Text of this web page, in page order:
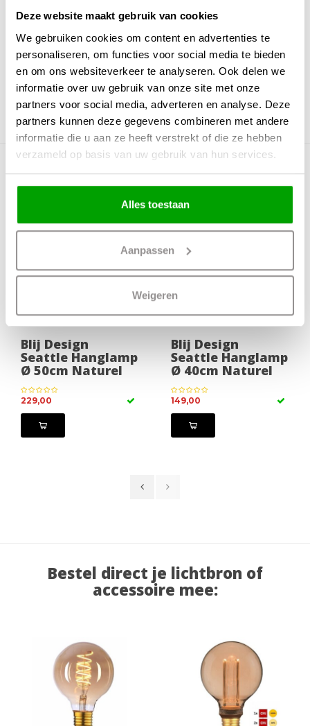
Deze website maakt gebruik van cookies
We gebruiken cookies om content en advertenties te
personaliseren, om functies voor social media te bieden
en om ons websiteverkeer te analyseren. Ook delen we
informatie over uw gebruik van onze site met onze
partners voor social media, adverteren en analyse. Deze
partners kunnen deze gegevens combineren met andere
informatie die u aan ze heeft verstrekt of die ze hebben
verzameld op basis van uw gebruik van hun services.
Alles toestaan
Aanpassen
Weigeren
Geen IP waarde
Incl. Snoer & Stekker Nee
Incl. dimmer Nee
Meer producten uit deze serie
Blij Design
Seattle Hanglamp
Ø 50cm Naturel
229,00
Blij Design
Seattle Hanglamp
Ø 40cm Naturel
149,00
Bestel direct je lichtbron of
accessoire mee: